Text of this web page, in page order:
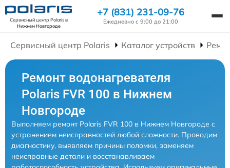
Сервисный центр Polarisв
Нижнем Новгороде
+7 (831) 231-09-76
Ежедневно с 9:00 до 21:00
Сервисный центр Polaris Каталог устройств
Ремонт водонагревателя
Polaris FVR 100 в Нижнем
Новгороде
Выполняем ремонт Polaris FVR 100 в Нижнем Новгороде с
устранением неисправностей любой сложности. Проводим
диагностику, выявляем причины поломки, заменяем
неисправные детали и восстанавливаем